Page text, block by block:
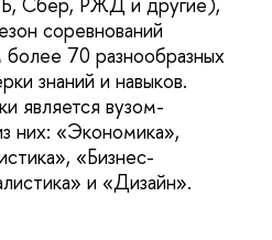
соревнований
более 70 разнообразных
знаний и навыков.
является вузом-
них: «Экономика»,
«Бизнес-
и «Дизайн».